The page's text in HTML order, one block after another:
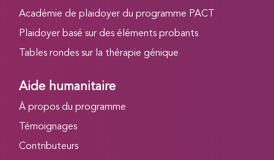
Académie de plaidoyer du programme PACT
Plaidoyer basé sur des éléments probants
Tables rondes sur la thérapie génique
Aide humanitaire
À propos du programme
Témoignages
Contributeurs